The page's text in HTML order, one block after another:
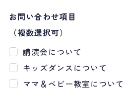
お問い合わせ項目
（複数選択可）
講演会について
キッズダンスについて
ママ＆ベビー教室について